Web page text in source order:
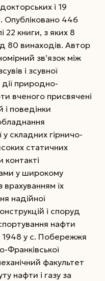
і 19
Опубліковано 446
22 книги, з яких 8
80 винаходів. Автор
зв’язок між
і зсувної
природно-
вченого присвячені
поведінки
у складних гірничо-
статичних
контакті
у широкому
врахуванням їх
надійної
і споруд
нафти
1948 у с. Побережжя
Франківської
факультет
нафти і газу за